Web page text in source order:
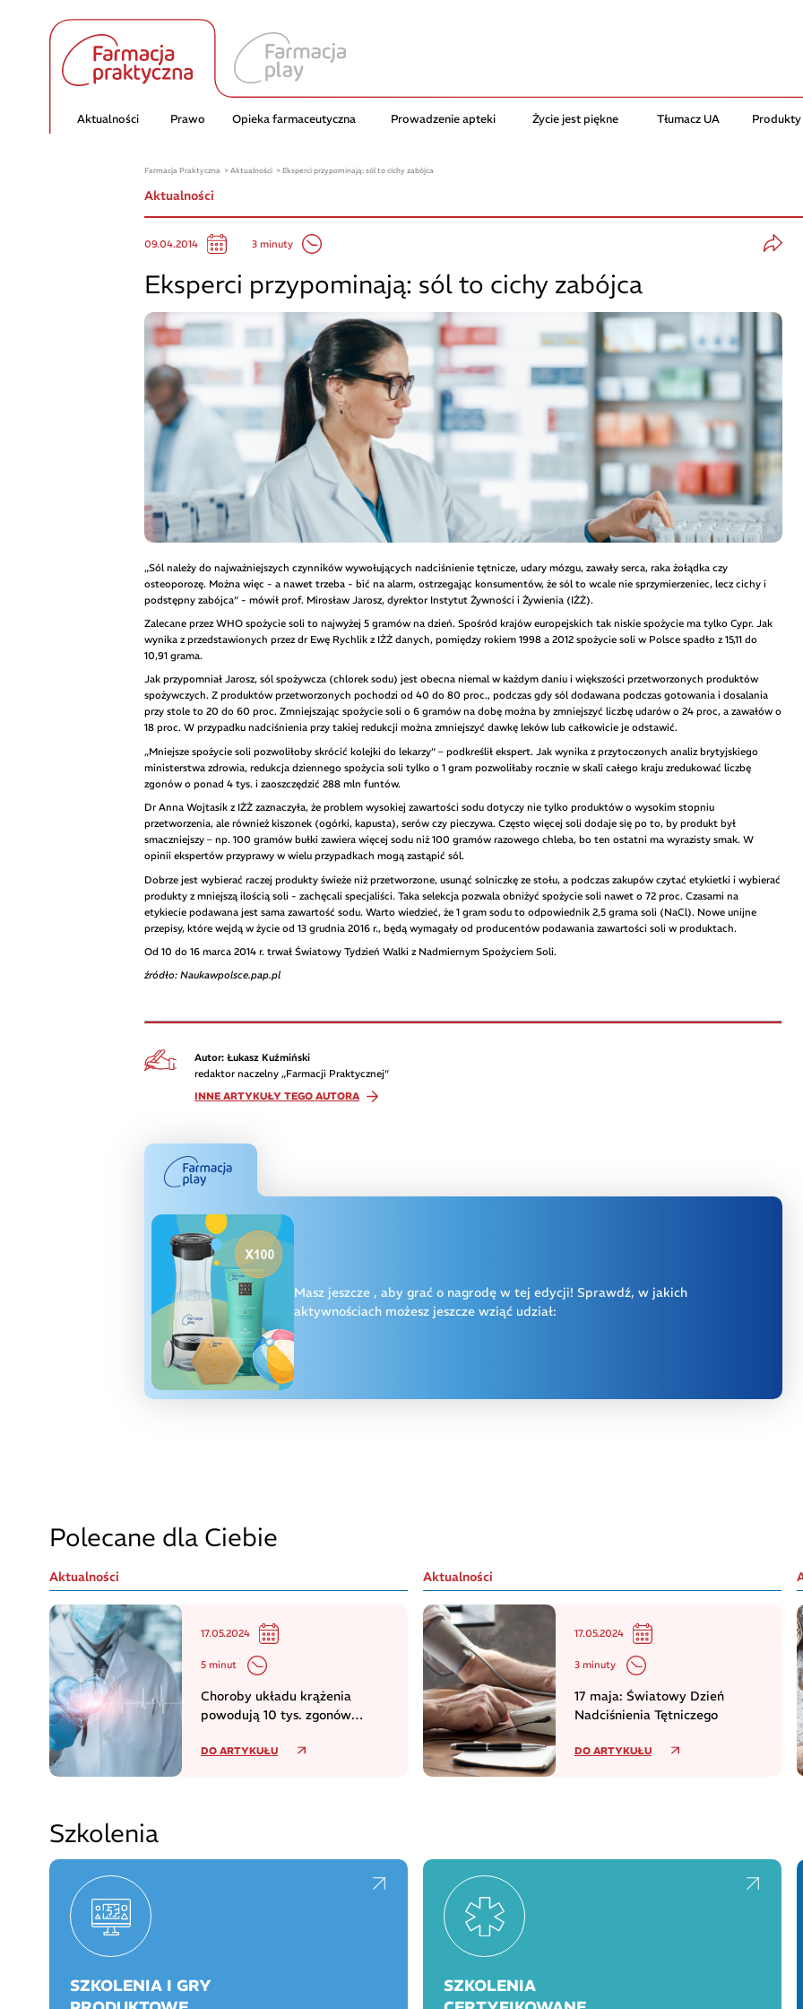
Aktualności Prawo Opieka farmaceutyczna Prowadzenie apteki Życie jest piękne Tłumacz UA
Farmacja Praktyczna Aktualności Eksperci przypominają: sól to cichy zabójca
Aktualności
09.04.2014 3 minuty
Eksperci przypominają: sól to cichy zabójca
„Sól należy do najważniejszych czynników wywołujących nadciśnienie tętnicze, udary mózgu, zawały serca, raka żołądka czy
osteoporozę. Można więc - a nawet trzeba - bić na alarm, ostrzegając konsumentów, że sól to wcale nie sprzymierzeniec, lecz cichy i
podstępny zabójca” - mówił prof. Mirosław Jarosz, dyrektor Instytut Żywności i Żywienia (IŻŻ).
Zalecane przez WHO spożycie soli to najwyżej 5 gramów na dzień. Spośród krajów europejskich tak niskie spożycie ma tylko Cypr. Jak
wynika z przedstawionych przez dr Ewę Rychlik z IŻŻ danych, pomiędzy rokiem 1998 a 2012 spożycie soli w Polsce spadło z 15,11 do
10,91 grama.
Jak przypomniał Jarosz, sól spożywcza (chlorek sodu) jest obecna niemal w każdym daniu i większości przetworzonych produktów
spożywczych. Z produktów przetworzonych pochodzi od 40 do 80 proc., podczas gdy sól dodawana podczas gotowania i dosalania
przy stole to 20 do 60 proc. Zmniejszając spożycie soli o 6 gramów na dobę można by zmniejszyć liczbę udarów o 24 proc, a zawałów o
18 proc. W przypadku nadciśnienia przy takiej redukcji można zmniejszyć dawkę leków lub całkowicie je odstawić.
„Mniejsze spożycie soli pozwoliłoby skrócić kolejki do lekarzy” – podkreślił ekspert. Jak wynika z przytoczonych analiz brytyjskiego
ministerstwa zdrowia, redukcja dziennego spożycia soli tylko o 1 gram pozwoliłaby rocznie w skali całego kraju zredukować liczbę
zgonów o ponad 4 tys. i zaoszczędzić 288 mln funtów.
Dr Anna Wojtasik z IŻŻ zaznaczyła, że problem wysokiej zawartości sodu dotyczy nie tylko produktów o wysokim stopniu
przetworzenia, ale również kiszonek (ogórki, kapusta), serów czy pieczywa. Często więcej soli dodaje się po to, by produkt był
smaczniejszy – np. 100 gramów bułki zawiera więcej sodu niż 100 gramów razowego chleba, bo ten ostatni ma wyrazisty smak. W
opinii ekspertów przyprawy w wielu przypadkach mogą zastąpić sól.
Dobrze jest wybierać raczej produkty świeże niż przetworzone, usunąć solniczkę ze stołu, a podczas zakupów czytać etykietki i wybierać
produkty z mniejszą ilością soli - zachęcali specjaliści. Taka selekcja pozwala obniżyć spożycie soli nawet o 72 proc. Czasami na
etykiecie podawana jest sama zawartość sodu. Warto wiedzieć, że 1 gram sodu to odpowiednik 2,5 grama soli (NaCl). Nowe unijne
przepisy, które wejdą w życie od 13 grudnia 2016 r., będą wymagały od producentów podawania zawartości soli w produktach.
Od 10 do 16 marca 2014 r. trwał Światowy Tydzień Walki z Nadmiernym Spożyciem Soli.
źródło: Naukawpolsce.pap.pl
Autor: Łukasz Kuźmiński
redaktor naczelny „Farmacji Praktycznej”
INNE ARTYKUŁY TEGO AUTORA
Masz jeszcze , aby grać o nagrodę w tej edycji! Sprawdź, w jakich
aktywnościach możesz jeszcze wziąć udział:
Polecane dla Ciebie
Aktualności
17.05.2024
5 minut
Choroby układu krążenia
powodują 10 tys. zgonów
WHO
DO ARTYKUŁU
Aktualności
17.05.2024
3 minuty
17 maja: Światowy Dzień
Nadciśnienia Tętniczego
DO ARTYKUŁU
Szkolenia
SZKOLENIA I GRY
SZKOLENIA